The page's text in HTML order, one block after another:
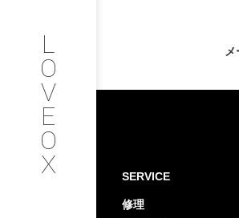
L
O
V
E
O
X SERVICE
修理